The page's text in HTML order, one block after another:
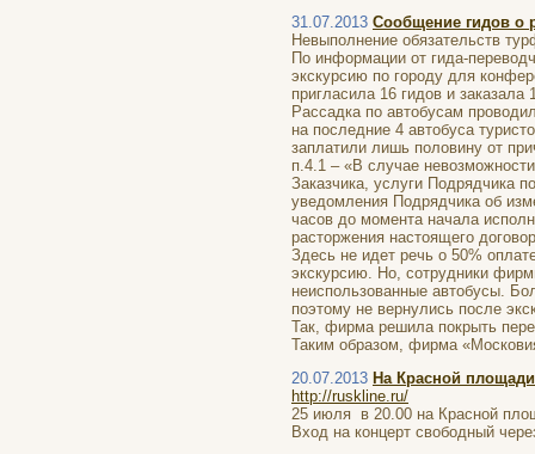
31.07.2013 Сообщение гидов о
Невыполнение обязательств
По информации от гида-
экскурсию по городу для
пригласила 16 гидов и
Рассадка по автобусам
на последние 4 автобуса
заплатили лишь половину от
п.4.1 – «В случае
Заказчика, услуги Подрядчика
уведомления Подрядчика об
часов до момента начала
расторжения настоящего
Здесь не идет речь о 50%
экскурсию. Но, сотрудники
неиспользованные автобусы.
поэтому не вернулись после
Так, фирма решила покрыть
Таким образом, фирма
20.07.2013 На Красной
http://ruskline.ru/
25 июля в 20.00 на Красной
Вход на концерт свободный